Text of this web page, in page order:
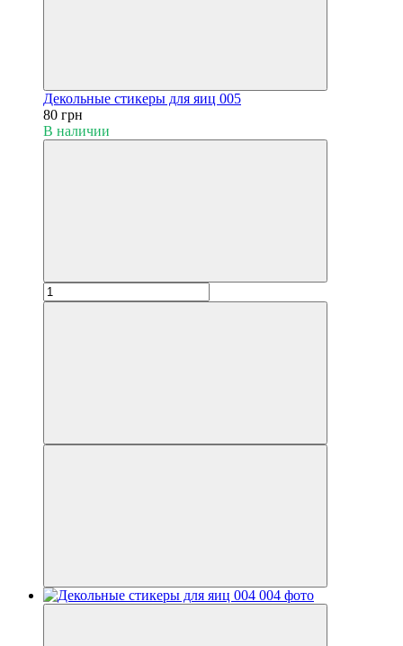
Декольные стикеры для яиц 005
80 грн
В наличии